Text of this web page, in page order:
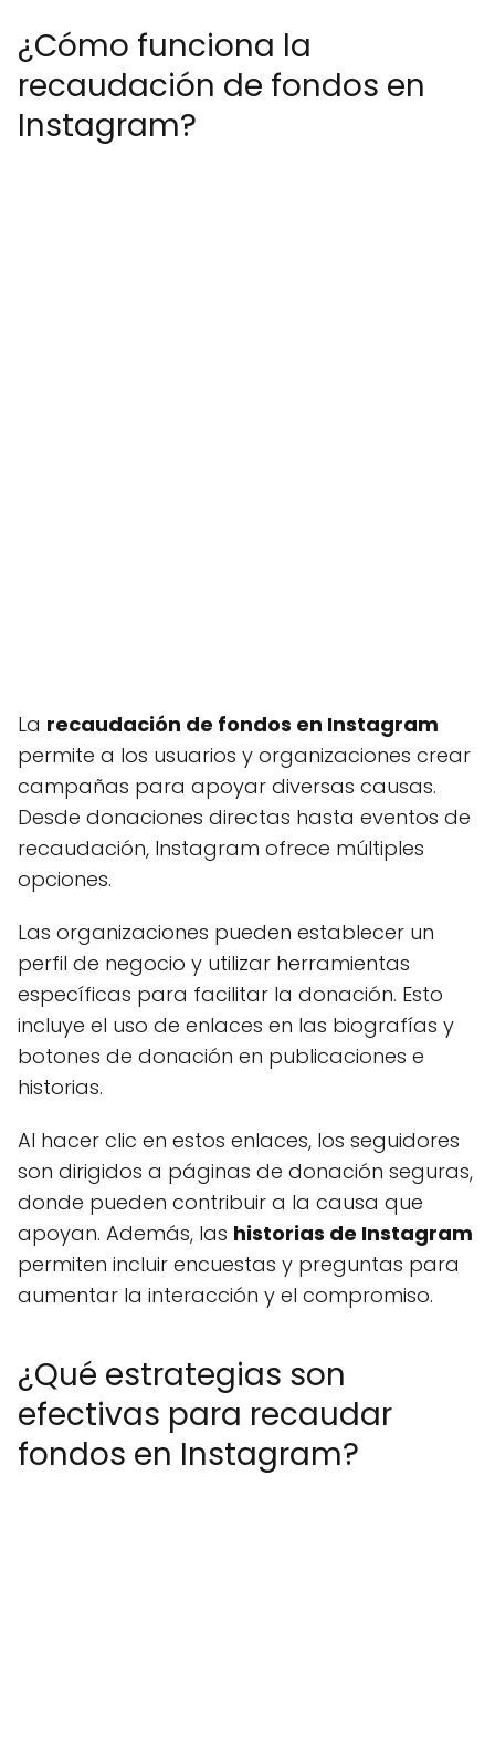
¿Cómo funciona la
recaudación de fondos en
Instagram?
La recaudación de fondos en Instagram
permite a los usuarios y organizaciones crear
campañas para apoyar diversas causas.
Desde donaciones directas hasta eventos de
recaudación, Instagram ofrece múltiples
opciones.
Las organizaciones pueden establecer un
perfil de negocio y utilizar herramientas
específicas para facilitar la donación. Esto
incluye el uso de enlaces en las biografías y
botones de donación en publicaciones e
historias.
Al hacer clic en estos enlaces, los seguidores
son dirigidos a páginas de donación seguras,
donde pueden contribuir a la causa que
apoyan. Además, las historias de Instagram
permiten incluir encuestas y preguntas para
aumentar la interacción y el compromiso.
¿Qué estrategias son
efectivas para recaudar
fondos en Instagram?